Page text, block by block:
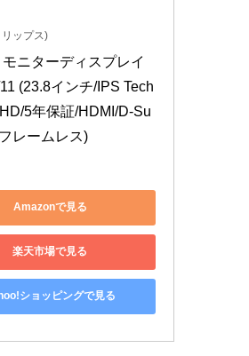
ップス)
ニターディスプレイ
(23.8インチ/IPS Tech
5年保証/HDMI/D-Su
レームレス)
Amazonで見る
楽天市場で見る
ショッピングで見る